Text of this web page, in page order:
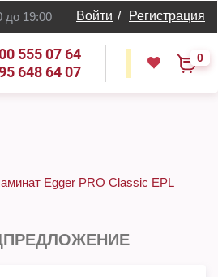
19:00 Войти / Регистрация
555 07 64
648 64 07
0
Egger PRO Classic EPL